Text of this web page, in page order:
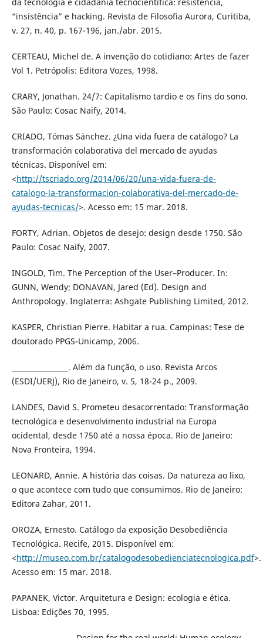
“insistência” e hacking. Revista de Filosofia Aurora, Curitiba,
v. 27, n. 40, p. 167-196, jan./abr. 2015.
CERTEAU, Michel de. A invenção do cotidiano: Artes de fazer
Vol 1. Petrópolis: Editora Vozes, 1998.
CRARY, Jonathan. 24/7: Capitalismo tardio e os fins do sono.
São Paulo: Cosac Naify, 2014.
CRIADO, Tómas Sánchez. ¿Una vida fuera de catálogo? La
transformación colaborativa del mercado de ayudas
técnicas. Disponível em:
<http://tscriado.org/2014/06/20/una-vida-fuera-de-
catalogo-la-transformacion-colaborativa-del-mercado-de-
ayudas-tecnicas/>. Acesso em: 15 mar. 2018.
FORTY, Adrian. Objetos de desejo: design desde 1750. São
Paulo: Cosac Naify, 2007.
INGOLD, Tim. The Perception of the User–Producer. In:
GUNN, Wendy; DONAVAN, Jared (Ed). Design and
Anthropology. Inglaterra: Ashgate Publishing Limited, 2012.
KASPER, Christian Pierre. Habitar a rua. Campinas: Tese de
doutorado PPGS-Unicamp, 2006.
________________. Além da função, o uso. Revista Arcos
(ESDI/UERJ), Rio de Janeiro, v. 5, 18-24 p., 2009.
LANDES, David S. Prometeu desacorrentado: Transformação
tecnológica e desenvolvimento industrial na Europa
ocidental, desde 1750 até a nossa época. Rio de Janeiro:
Nova Fronteira, 1994.
LEONARD, Annie. A história das coisas. Da natureza ao lixo,
o que acontece com tudo que consumimos. Rio de Janeiro:
Editora Zahar, 2011.
OROZA, Ernesto. Catálogo da exposição Desobediência
Tecnológica. Recife, 2015. Disponível em:
<http://museo.com.br/catalogodesobedienciatecnologica.pdf>.
Acesso em: 15 mar. 2018.
PAPANEK, Victor. Arquitetura e Design: ecologia e ética.
Lisboa: Edições 70, 1995.